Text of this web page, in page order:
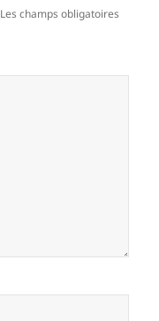
Les champs obligatoires